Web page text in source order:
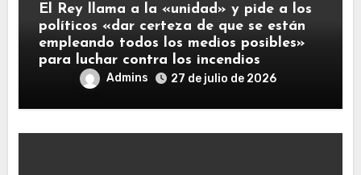
El Rey llama a la «unidad» y pide a los
políticos «dar certeza de que se están
empleando todos los medios posibles»
para luchar contra los incendios
Admins 27 de julio de 2026